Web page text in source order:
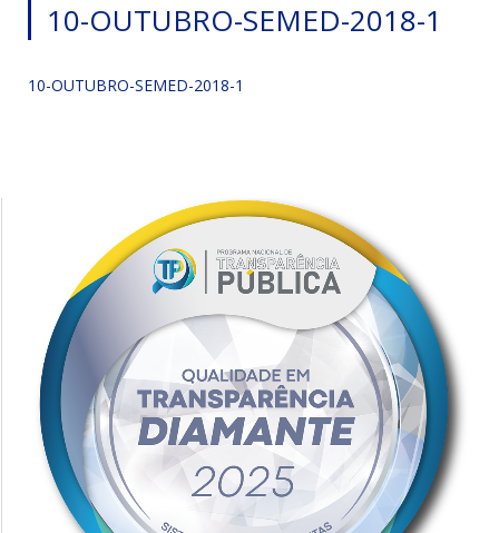
10-OUTUBRO-SEMED-2018-1
10-OUTUBRO-SEMED-2018-1